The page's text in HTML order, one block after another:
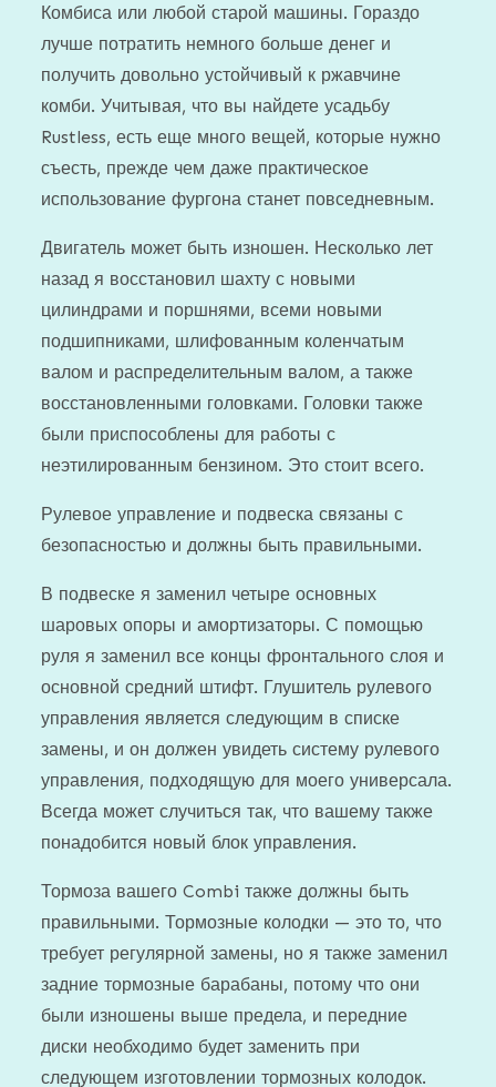
Комбиса или любой старой машины. Гораздо
лучше потратить немного больше денег и
получить довольно устойчивый к ржавчине
комби. Учитывая, что вы найдете усадьбу
Rustless, есть еще много вещей, которые нужно
съесть, прежде чем даже практическое
использование фургона станет повседневным.
Двигатель может быть изношен. Несколько лет
назад я восстановил шахту с новыми
цилиндрами и поршнями, всеми новыми
подшипниками, шлифованным коленчатым
валом и распределительным валом, а также
восстановленными головками. Головки также
были приспособлены для работы с
неэтилированным бензином. Это стоит всего.
Рулевое управление и подвеска связаны с
безопасностью и должны быть правильными.
В подвеске я заменил четыре основных
шаровых опоры и амортизаторы. С помощью
руля я заменил все концы фронтального слоя и
основной средний штифт. Глушитель рулевого
управления является следующим в списке
замены, и он должен увидеть систему рулевого
управления, подходящую для моего универсала.
Всегда может случиться так, что вашему также
понадобится новый блок управления.
Тормоза вашего Combi также должны быть
правильными. Тормозные колодки — это то, что
требует регулярной замены, но я также заменил
задние тормозные барабаны, потому что они
были изношены выше предела, и передние
диски необходимо будет заменить при
следующем изготовлении тормозных колодок.